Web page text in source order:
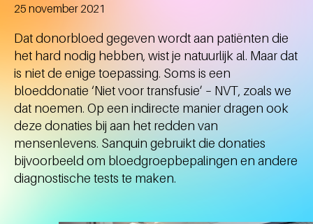
Aangemaakt
25 november 2021
Dat donorbloed gegeven wordt aan patiënten die
het hard nodig hebben, wist je natuurlijk al. Maar dat
is niet de enige toepassing. Soms is een
bloeddonatie ‘Niet voor transfusie’ – NVT, zoals we
dat noemen. Op een indirecte manier dragen ook
deze donaties bij aan het redden van
mensenlevens. Sanquin gebruikt die donaties
bijvoorbeeld om bloedgroepbepalingen en andere
diagnostische tests te maken.